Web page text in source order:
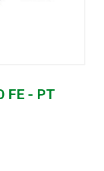
FE - PT